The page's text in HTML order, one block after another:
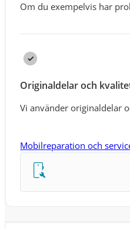
Om du exempelvis har
Originaldelar och
Vi använder originaldelar
Mobilreparation och